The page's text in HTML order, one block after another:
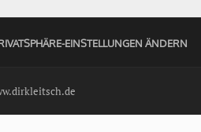
EINSTELLUNGEN ÄNDERN